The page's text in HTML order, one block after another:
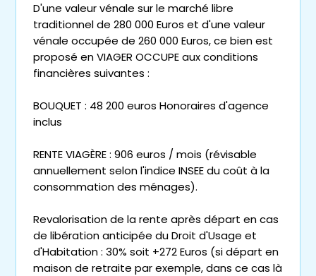
D'une valeur vénale sur le marché libre
traditionnel de 280 000 Euros et d'une valeur
vénale occupée de 260 000 Euros, ce bien est
proposé en VIAGER OCCUPE aux conditions
financières suivantes :
BOUQUET : 48 200 euros Honoraires d'agence
inclus
RENTE VIAGÈRE : 906 euros / mois (révisable
annuellement selon l'indice INSEE du coût à la
consommation des ménages).
Revalorisation de la rente après départ en cas
de libération anticipée du Droit d'Usage et
d'Habitation : 30% soit +272 Euros (si départ en
maison de retraite par exemple, dans ce cas là